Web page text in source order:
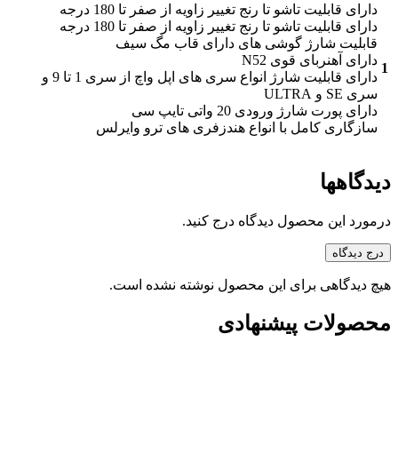
1
دارای قابلیت تاشو تا رنج تغییر زاویه از صفر تا 180 درجه
دارای قابلیت تاشو تا رنج تغییر زاویه از صفر تا 180 درجه
قابلیت شارژ گوشی های دارای قاب مگ سیف
دارای آهنربای قوی N52
دارای قابلیت شارژ انواع سری های اپل واچ از سری 1 تا 9 و
سری SE و ULTRA
دارای پورت شارژ ورودی 20 واتی تایپ سی
سازگاری کامل با انواع هندزفری های ترو وایرلس
دیدگاهها
درمورد این محصول دیدگاه درج کنید.
درج دیدگاه
هیچ دیدگاهی برای این محصول نوشته نشده است.
محصولات پیشنهادی